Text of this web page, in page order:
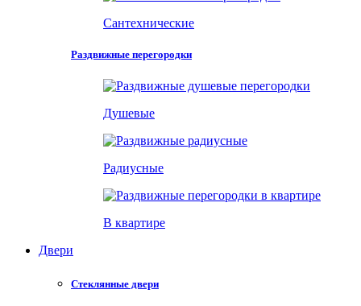
Сантехнические
Раздвижные перегородки
Душевые
Радиусные
В квартире
Двери
Стеклянные двери